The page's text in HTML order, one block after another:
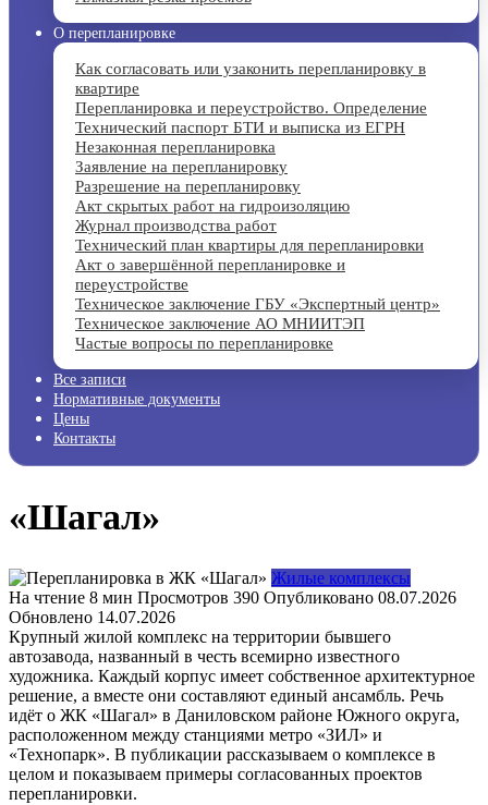
О перепланировке
Как согласовать или узаконить перепланировку в
квартире
Перепланировка и переустройство. Определение
Технический паспорт БТИ и выписка из ЕГРН
Незаконная перепланировка
Заявление на перепланировку
Разрешение на перепланировку
Акт скрытых работ на гидроизоляцию
Журнал производства работ
Технический план квартиры для перепланировки
Акт о завершённой перепланировке и
переустройстве
Техническое заключение ГБУ «Экспертный центр»
Техническое заключение АО МНИИТЭП
Частые вопросы по перепланировке
Все записи
Нормативные документы
Цены
Контакты
«Шагал»
Жилые комплексы
На чтение 8 мин Просмотров 390 Опубликовано 08.07.2026
Обновлено 14.07.2026
Крупный жилой комплекс на территории бывшего
автозавода, названный в честь всемирно известного
художника. Каждый корпус имеет собственное архитектурное
решение, а вместе они составляют единый ансамбль. Речь
идёт о ЖК «Шагал» в Даниловском районе Южного округа,
расположенном между станциями метро «ЗИЛ» и
«Технопарк». В публикации рассказываем о комплексе в
целом и показываем примеры согласованных проектов
перепланировки.